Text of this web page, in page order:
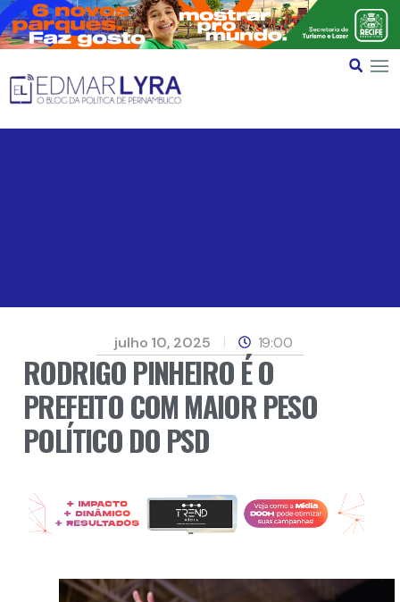
julho 10, 2025 19:00
RODRIGO PINHEIRO É O
PREFEITO COM MAIOR PESO
POLÍTICO DO PSD